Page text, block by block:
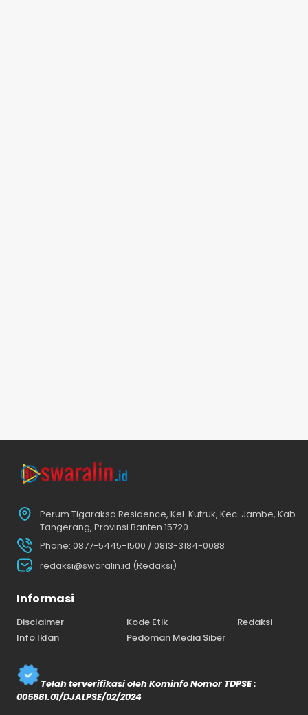
Perum Tigaraksa Residence, Kel. Kutruk, Kec. Jambe, Kab.
Tangerang, Provinsi Banten 15720
Phone: 0877-5445-1500 / 0813-3184-0088
redaksi@swaralin.id (Redaksi)
Informasi
Disclaimer Kode Etik
Redaksi
Info Iklan
Pedoman Media Siber
Telah terverifikasi oleh Kominfo Nomor TDPSE :
005881.01/DJALPSE/02/2024